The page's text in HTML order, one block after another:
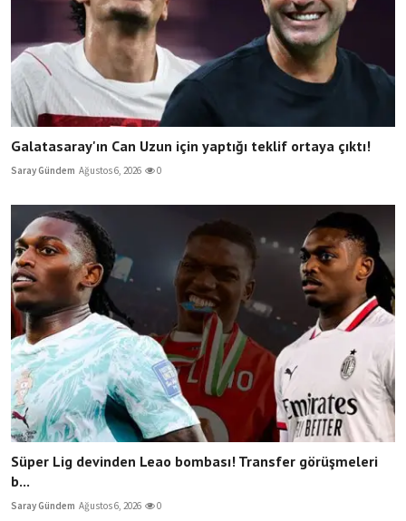
Galatasaray'ın Can Uzun için yaptığı teklif ortaya çıktı!
Saray Gündem Ağustos 6, 2026 0
Süper Lig devinden Leao bombası! Transfer görüşmeleri
b...
Saray Gündem Ağustos 6, 2026 0